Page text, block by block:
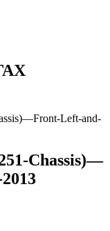
Left-and-
Chassis)—